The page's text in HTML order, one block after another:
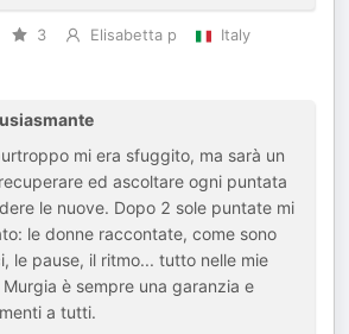
3 Elisabetta p
Italy
mi era sfuggito, ma sarà un
ed ascoltare ogni puntata
le nuove. Dopo 2 sole puntate mi
le donne raccontate, come sono
le pause, il ritmo... tutto nelle mie
è sempre una garanzia e
a tutti.